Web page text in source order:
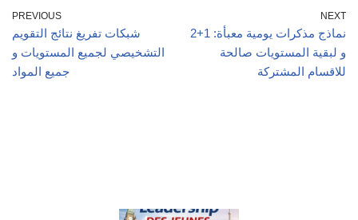
PREVIOUS
شبكات تفريغ نتائج التقويم
التشخيصي لجميع المستويات و
جميع المواد
NEXT
نماذج مذكرات يومية معبأة: 1+2
و لبقية المستويات صالحة
للاقسام المشتركة